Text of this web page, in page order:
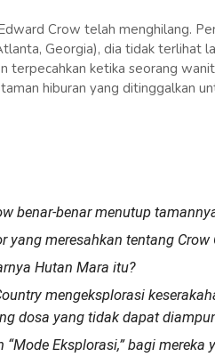
Crow telah menghilang.
Georgia), dia tidak terlihat
terpecahkan ketika seorang
hiburan yang ditinggalkan
benar-benar menutup
yang meresahkan tentang Crow
Hutan Mara itu?
mengeksplorasi
dosa yang tidak dapat
“Mode Eksplorasi,” bagi